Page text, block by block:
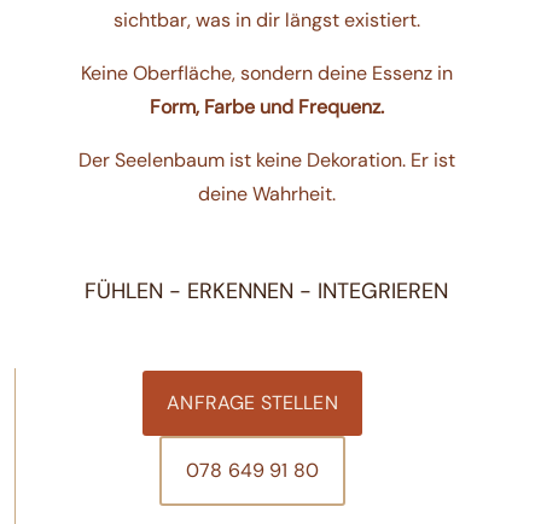
sichtbar, was in dir längst existiert.
Keine Oberfläche, sondern deine Essenz in
Form, Farbe und Frequenz.
Der Seelenbaum ist keine Dekoration. Er ist
deine Wahrheit.
FÜHLEN - ERKENNEN - INTEGRIEREN
ANFRAGE STELLEN
078 649 91 80